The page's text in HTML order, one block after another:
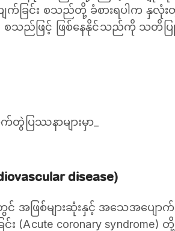
ခြင်း စသည်တို့ ခံစားရပါက နှလုံးတွ
စသည်ဖြင့် ဖြစ်နေနိုင်သည်ကို သတိ
ပြဿနာများမှာ_
disease)
အဖြစ်များဆုံးနှင့် အသေအပျော
း (Acute coronary